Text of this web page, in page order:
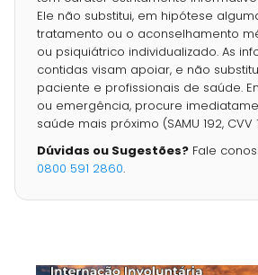
Ele não substitui, em hipótese
tratamento ou o aconselhamento
ou psiquiátrico individualizado. As
contidas visam apoiar, e não
paciente e profissionais de saúde.
ou emergência, procure
saúde mais próximo (SAMU 192, CVV
Dúvidas ou Sugestões? Fale
0800 591 2860.